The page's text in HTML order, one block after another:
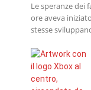
Le speranze dei
ore aveva
stesse